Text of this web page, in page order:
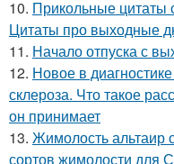
10. Прикольные
Цитаты про выходные
11. Начало отпуска с
12. Новое в
склероза. Что такое
он принимает
13. Жимолость альтаир
сортов жимолости для